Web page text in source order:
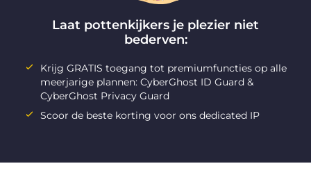
Laat pottenkijkers je plezier niet
bederven:
Krijg GRATIS toegang tot premiumfuncties op alle
meerjarige plannen: CyberGhost ID Guard &
CyberGhost Privacy Guard
Scoor de beste korting voor ons dedicated IP